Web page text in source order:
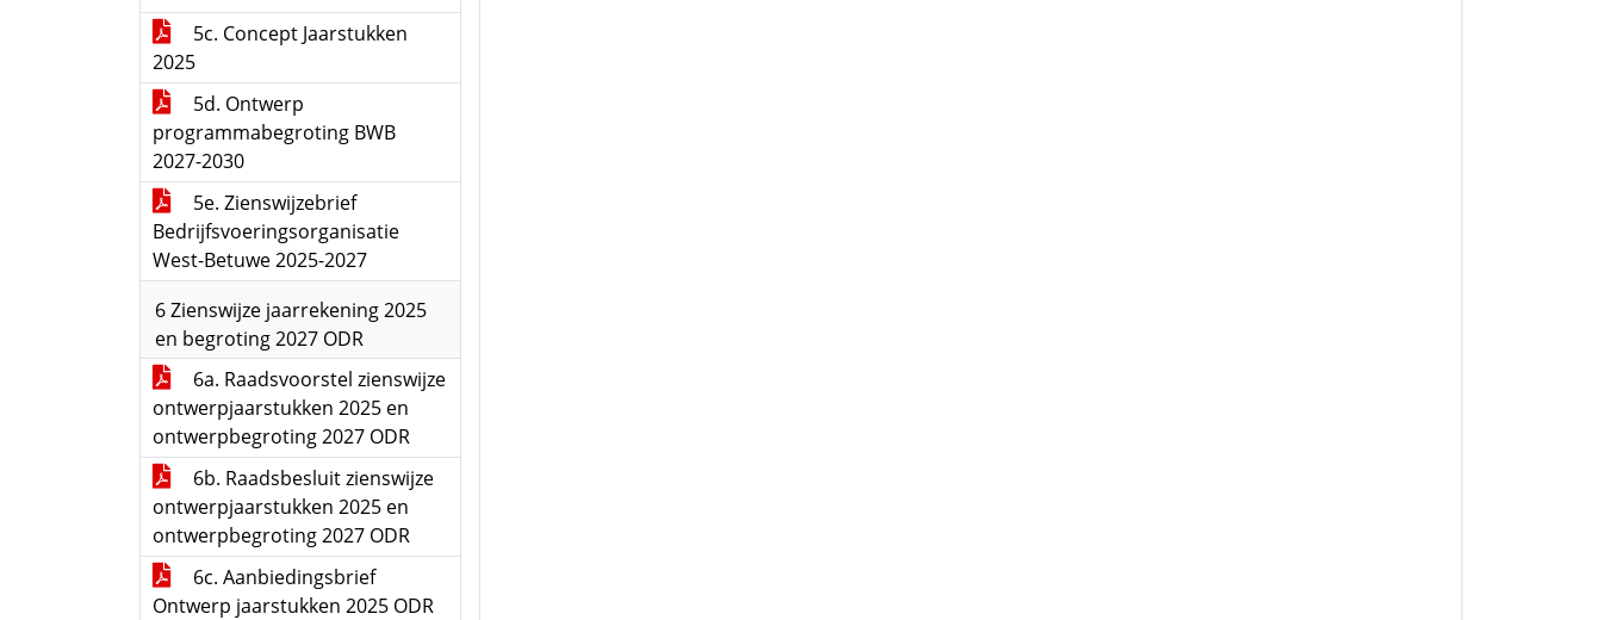
5c. Concept Jaarstukken
2025
5d. Ontwerp
programmabegroting BWB
2027-2030
5e. Zienswijzebrief
Bedrijfsvoeringsorganisatie
West-Betuwe 2025-2027
6 Zienswijze jaarrekening 2025
en begroting 2027 ODR
6a. Raadsvoorstel zienswijze
ontwerpjaarstukken 2025 en
ontwerpbegroting 2027 ODR
6b. Raadsbesluit zienswijze
ontwerpjaarstukken 2025 en
ontwerpbegroting 2027 ODR
6c. Aanbiedingsbrief
Ontwerp jaarstukken 2025 ODR